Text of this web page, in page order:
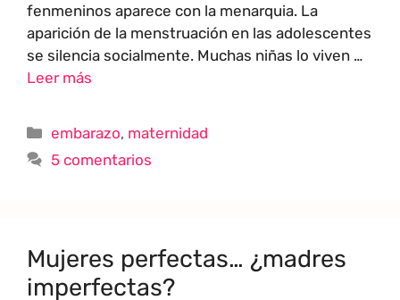
fenmeninos aparece con la menarquia. La
aparición de la menstruación en las adolescentes
se silencia socialmente. Muchas niñas lo viven …
Leer más
embarazo, maternidad
5 comentarios
Mujeres perfectas… ¿madres
imperfectas?